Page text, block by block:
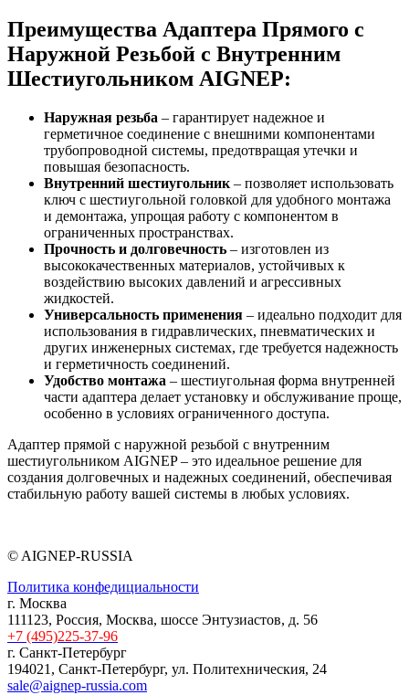
Преимущества Адаптера Прямого с
Наружной Резьбой с Внутренним
Шестиугольником AIGNEP:
Наружная резьба – гарантирует надежное и
герметичное соединение с внешними компонентами
трубопроводной системы, предотвращая утечки и
повышая безопасность.
Внутренний шестиугольник – позволяет использовать
ключ с шестиугольной головкой для удобного монтажа
и демонтажа, упрощая работу с компонентом в
ограниченных пространствах.
Прочность и долговечность – изготовлен из
высококачественных материалов, устойчивых к
воздействию высоких давлений и агрессивных
жидкостей.
Универсальность применения – идеально подходит для
использования в гидравлических, пневматических и
других инженерных системах, где требуется надежность
и герметичность соединений.
Удобство монтажа – шестиугольная форма внутренней
части адаптера делает установку и обслуживание проще,
особенно в условиях ограниченного доступа.
Адаптер прямой с наружной резьбой с внутренним
шестиугольником AIGNEP – это идеальное решение для
создания долговечных и надежных соединений, обеспечивая
стабильную работу вашей системы в любых условиях.
© AIGNEP-RUSSIA
Политика конфедициальности
г. Москва
111123, Россия, Москва, шоссе Энтузиастов, д. 56
+7 (495)225-37-96
г. Санкт-Петербург
194021, Санкт-Петербург, ул. Политехническия, 24
sale@aignep-russia.com